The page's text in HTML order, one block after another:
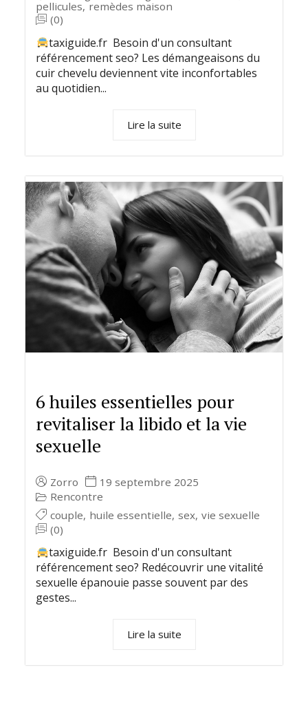
pellicules, remèdes maison
(0)
taxiguide.fr Besoin d'un consultant
référencement seo? Les démangeaisons du
cuir chevelu deviennent vite inconfortables
au quotidien...
Lire la suite
6 huiles essentielles pour
revitaliser la libido et la vie
sexuelle
Zorro
19 septembre 2025
Rencontre
couple, huile essentielle, sex, vie sexuelle
(0)
taxiguide.fr Besoin d'un consultant
référencement seo? Redécouvrir une vitalité
sexuelle épanouie passe souvent par des
gestes...
Lire la suite